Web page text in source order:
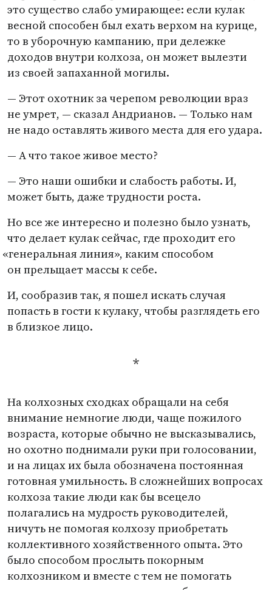
это существо слабо умирающее: если кулак
весной способен был ехать верхом на курице,
то в уборочную кампанию, при дележке
доходов внутри колхоза, он может вылезти
из своей запаханной могилы.
— Этот охотник за черепом революции враз
не умрет, — сказал Андрианов. — Только нам
не надо оставлять живого места для его удара.
— А что такое живое место?
— Это наши ошибки и слабость работы. И,
может быть, даже трудности роста.
Но все же интересно и полезно было узнать,
что делает кулак сейчас, где проходит его
«генеральная линия», каким способом
он прельщает массы к себе.
И, сообразив так, я пошел искать случая
попасть в гости к кулаку, чтобы разглядеть его
в близкое лицо.
*
На колхозных сходках обращали на себя
внимание немногие люди, чаще пожилого
возраста, которые обычно не высказывались,
но охотно поднимали руки при голосовании,
и на лицах их была обозначена постоянная
готовная умильность. В сложнейших вопросах
колхоза такие люди как бы всецело
полагались на мудрость руководителей,
ничуть не помогая колхозу приобретать
коллективного хозяйственного опыта. Это
было способом прослыть покорным
колхозником и вместе с тем не помогать